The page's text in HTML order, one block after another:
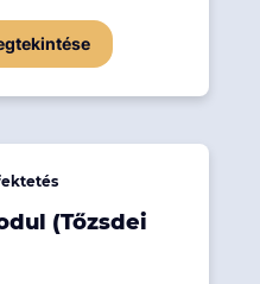
(Tőzsdei